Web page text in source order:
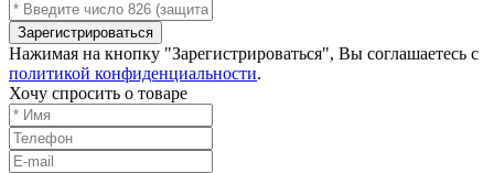
Зарегистрироваться
Нажимая на кнопку "Зарегистрироваться", Вы соглашаетесь с
политикой конфиденциальности.
Хочу спросить о товаре